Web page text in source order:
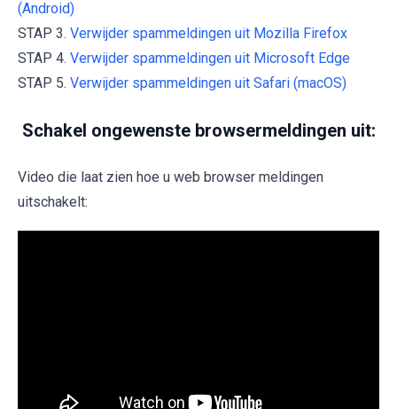
(Android)
STAP 3. Verwijder spammeldingen uit Mozilla Firefox
STAP 4. Verwijder spammeldingen uit Microsoft Edge
STAP 5. Verwijder spammeldingen uit Safari (macOS)
Schakel ongewenste browsermeldingen uit:
Video die laat zien hoe u web browser meldingen
uitschakelt: